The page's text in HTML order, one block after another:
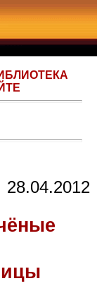
28.04.2012